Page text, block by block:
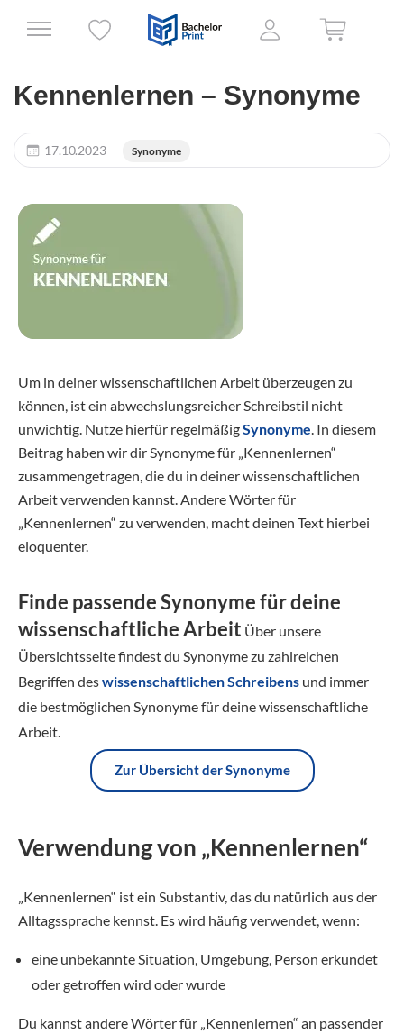
Kennenlernen – Synonyme
17.10.2023 Synonyme
Um in deiner wissenschaftlichen Arbeit überzeugen zu
können, ist ein abwechslungsreicher Schreibstil nicht
unwichtig. Nutze hierfür regelmäßigSynonyme. In diesem
Beitrag haben wir dir Synonyme für „Kennenlernen“
zusammengetragen, die du in deiner wissenschaftlichen
Arbeit verwenden kannst. Andere Wörter für
„Kennenlernen“ zu verwenden, macht deinen Text hierbei
eloquenter.
Finde passende Synonyme für deine
wissenschaftliche Arbeit Über unsere
Übersichtsseite findest du Synonyme zu zahlreichen
Begriffen deswissenschaftlichen Schreibens und immer
die bestmöglichen Synonyme für deine wissenschaftliche
Arbeit.
Zur Übersicht der Synonyme
Verwendung von „Kennenlernen“
„Kennenlernen“ ist ein Substantiv, das du natürlich aus der
Alltagssprache kennst. Es wird häufig verwendet, wenn:
eine unbekannte Situation, Umgebung, Person erkundet
oder getroffen wird oder wurde
Du kannst andere Wörter für „Kennenlernen“ an passender